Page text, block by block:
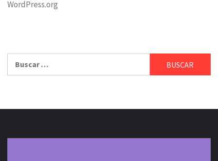
WordPress.org